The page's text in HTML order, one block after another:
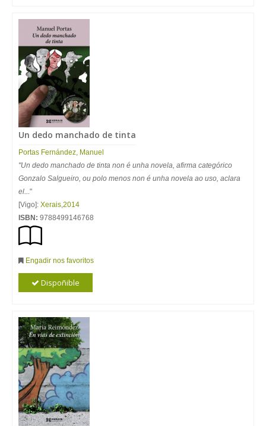
Un dedo manchado de tinta
Portas Fernández, Manuel
"Un dedo manchado de tinta non é unha novela, afirma categórico
Gonzalo Salgueiro, ou polo menos non é unha novela ao uso, aclara
el..."
[Vigo]: Xerais,2014
ISBN: 9788499146768
Engadir nos favoritos
Dispoñible